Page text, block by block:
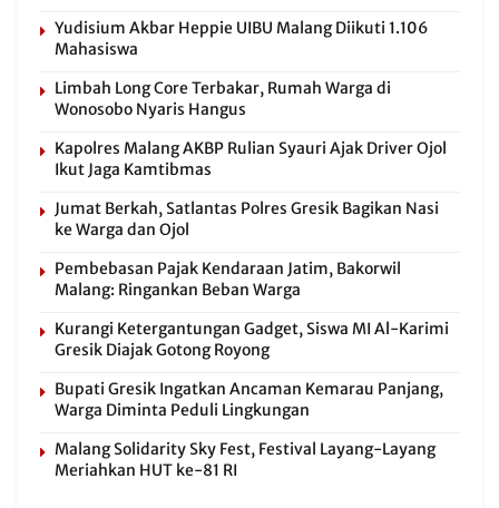
Yudisium Akbar Heppie UIBU Malang Diikuti 1.106
Mahasiswa
Limbah Long Core Terbakar, Rumah Warga di
Wonosobo Nyaris Hangus
Kapolres Malang AKBP Rulian Syauri Ajak Driver Ojol
Ikut Jaga Kamtibmas
Jumat Berkah, Satlantas Polres Gresik Bagikan Nasi
ke Warga dan Ojol
Pembebasan Pajak Kendaraan Jatim, Bakorwil
Malang: Ringankan Beban Warga
Kurangi Ketergantungan Gadget, Siswa MI Al-Karimi
Gresik Diajak Gotong Royong
Bupati Gresik Ingatkan Ancaman Kemarau Panjang,
Warga Diminta Peduli Lingkungan
Malang Solidarity Sky Fest, Festival Layang-Layang
Meriahkan HUT ke-81 RI